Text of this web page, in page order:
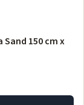
150 cm x